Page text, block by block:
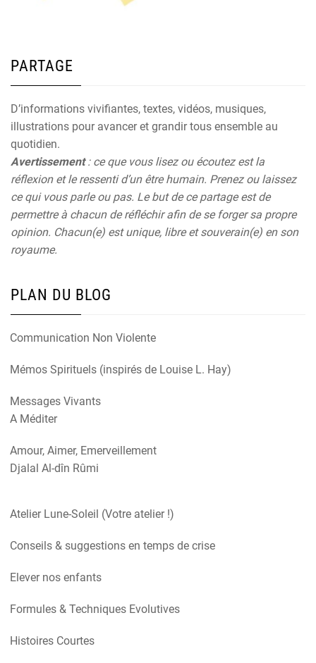
PARTAGE
D’informations vivifiantes, textes, vidéos, musiques,
illustrations pour avancer et grandir tous ensemble au
quotidien.
Avertissement: ce que vous lisez ou écoutez est la
réflexion et le ressenti d’un être humain. Prenez ou laissez
ce qui vous parle ou pas. Le but de ce partage est de
permettre à chacun de réfléchir afin de se forger sa propre
opinion. Chacun(e) est unique, libre et souverain(e) en son
royaume.
PLAN DU BLOG
Communication Non Violente
Mémos Spirituels (inspirés de Louise L. Hay)
Messages Vivants
A Méditer
Amour, Aimer, Emerveillement
Djalal Al-dîn Rûmi
Atelier Lune-Soleil (Votre atelier !)
Conseils & suggestions en temps de crise
Elever nos enfants
Formules & Techniques Evolutives
Histoires Courtes